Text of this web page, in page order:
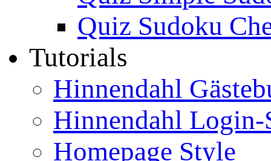
Quiz Sudoku
Tutorials
Hinnendahl
Hinnendahl Login-
Homepage Style